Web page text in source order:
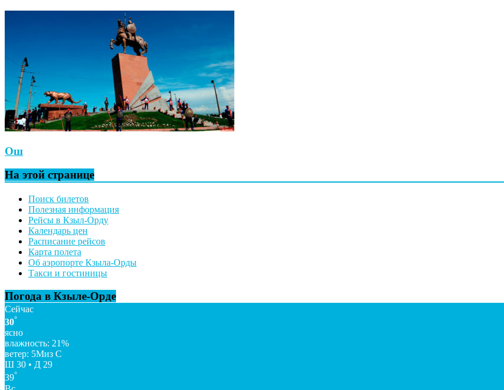
Ош
На этой странице
Поиск билетов
Полезная информация
Рейсы в Кзыл-Орду
Календарь цен
Расписание рейсов
Карта полета
Об аэропорте Кзыла-Орды
Такси и гостиницы
Погода в Кзыле-Орде
Сейчас
30°
ясно
влажность: 21%
ветер: 5Миз С
Ш 30 • Д 29
39°